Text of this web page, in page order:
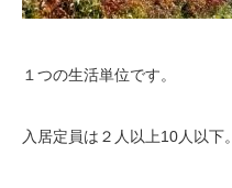
１つの生活単位です。
入居定員は２人以上10人以下。